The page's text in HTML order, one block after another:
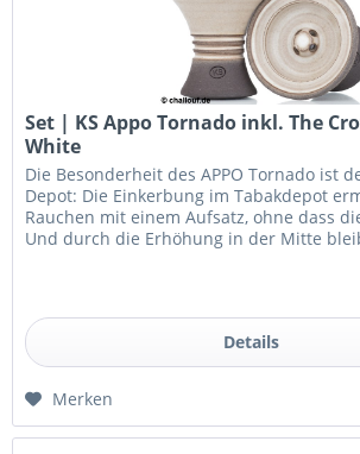
Set | KS Appo Tornado inkl. The
White
Die Besonderheit des APPO Tornado ist
Depot: Die Einkerbung im Tabakdepot
Rauchen mit einem Aufsatz, ohne dass
Und durch die Erhöhung in der Mitte
Details
Merken